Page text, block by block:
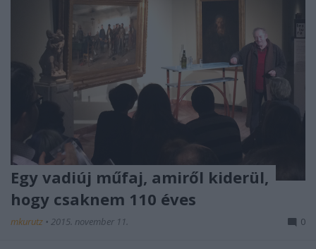
Egy vadiúj műfaj, amiről kiderül,
hogy csaknem 110 éves
mkurutz • 2015. november 11. 0